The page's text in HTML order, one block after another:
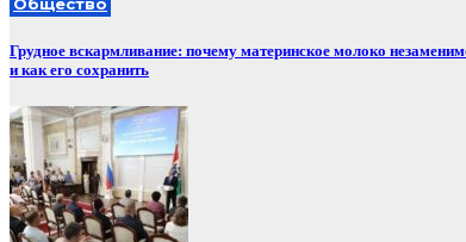
Общество
Грудное вскармливание: почему материнское молоко
и как его сохранить